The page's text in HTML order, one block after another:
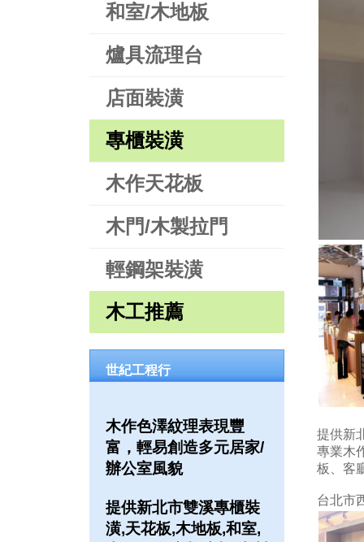
和室/木地板
爐具流理台
店面裝潢
專櫃裝潢
木作天花板
木門/木製拉門
輕鋼架裝潢
木工推薦
世紀工程行
木作色澤紋理表現豐
富，輕易創造多元居家/
辦公室風貌
提供新北市雙溪專櫃裝
潢,天花板,木地板,和室,
提供新
專業木
板、客
台北市